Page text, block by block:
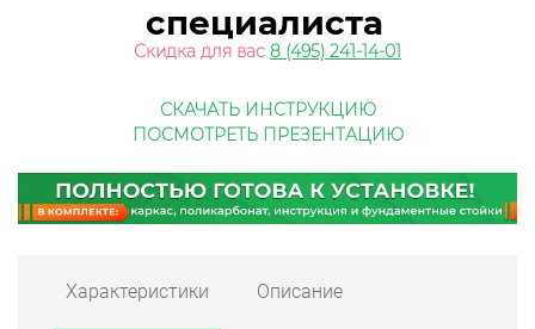
специалиста
Скидка для вас 8 (495) 241-14-01
СКАЧАТЬ ИНСТРУКЦИЮ
ПОСМОТРЕТЬ ПРЕЗЕНТАЦИЮ
Характеристики Описание